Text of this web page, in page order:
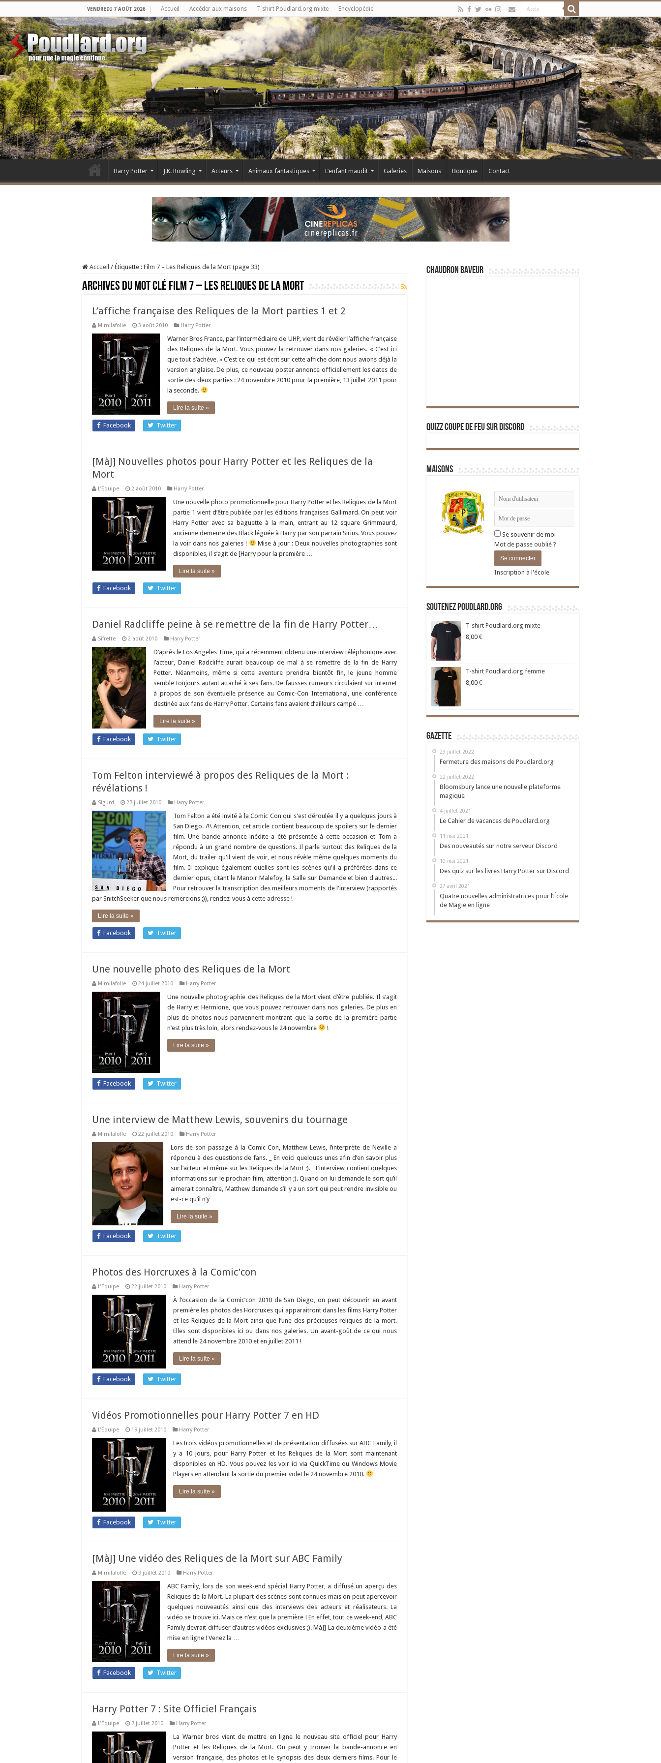
VENDREDI 7 AOÛT 2026 Accueil Accéder aux maisons T-shirt Poudlard.org mixte Encyclopédie
Harry Potter J.K. Rowling Acteurs Animaux fantastiques L’enfant maudit Galeries Maisons Boutique Contact
Accueil / Étiquette : Film 7 – Les Reliques de la Mort (page 33)
Archives du mot clé Film 7 – Les Reliques de la Mort
L’affiche française des Reliques de la Mort parties 1 et 2
Mimilafolle 3 août 2010 Harry Potter
Warner Bros France, par l’intermédiaire de UHP, vient de révéler l’affiche française
des Reliques de la Mort. Vous pouvez la retrouver dans nos galeries. « C’est ici
que tout s’achève. » C’est ce qui est écrit sur cette affiche dont nous avions déjà la
version anglaise. De plus, ce nouveau poster annonce officiellement les dates de
sortie des deux parties : 24 novembre 2010 pour la première, 13 juillet 2011 pour
la seconde.
Lire la suite »
Facebook Twitter
[MàJ] Nouvelles photos pour Harry Potter et les Reliques de la
Mort
L'Équipe 2 août 2010 Harry Potter
Une nouvelle photo promotionnelle pour Harry Potter et les Reliques de la Mort
partie 1 vient d’être publiée par les éditions françaises Gallimard. On peut voir
Harry Potter avec sa baguette à la main, entrant au 12 square Grimmaurd,
ancienne demeure des Black léguée à Harry par son parrain Sirius. Vous pouvez
la voir dans nos galeries !
Mise à jour : Deux nouvelles photographies sont
disponibles, il s’agit de [Harry pour la première …
Lire la suite »
Facebook Twitter
Daniel Radcliffe peine à se remettre de la fin de Harry Potter…
Sifrette 2 août 2010 Harry Potter
D’après le Los Angeles Time, qui a récemment obtenu une interview téléphonique avec
l’acteur, Daniel Radcliffe aurait beaucoup de mal à se remettre de la fin de Harry
Potter. Néanmoins, même si cette aventure prendra bientôt fin, le jeune homme
semble toujours autant attaché à ses fans. De fausses rumeurs circulaient sur internet
à propos de son éventuelle présence au Comic-Con International, une conférence
destinée aux fans de Harry Potter. Certains fans avaient d’ailleurs campé …
Lire la suite »
Facebook Twitter
Tom Felton interviewé à propos des Reliques de la Mort :
révélations !
Sigurd 27 juillet 2010 Harry Potter
Tom Felton a été invité à la Comic Con qui s'est déroulée il y a quelques jours à
San Diego. /!\ Attention, cet article contient beaucoup de spoilers sur le dernier
film. Une bande-annonce inédite a été présentée à cette occasion et Tom a
répondu à un grand nombre de questions. Il parle surtout des Reliques de la
Mort, du trailer qu'il vient de voir, et nous révèle même quelques moments du
film. Il explique également quelles sont les scènes qu'il a préférées dans ce
dernier opus, citant le Manoir Malefoy, la Salle sur Demande et bien d'autres...
Pour retrouver la transcription des meilleurs moments de l'interview (rapportés
par SnitchSeeker que nous remercions ;)), rendez-vous à cette adresse !
Lire la suite »
Facebook Twitter
Une nouvelle photo des Reliques de la Mort
Mimilafolle 24 juillet 2010 Harry Potter
Une nouvelle photographie des Reliques de la Mort vient d’être publiée. Il s’agit
de Harry et Hermione, que vous pouvez retrouver dans nos galeries. De plus en
plus de photos nous parviennent montrant que la sortie de la première partie
n’est plus très loin, alors rendez-vous le 24 novembre
!
Lire la suite »
Facebook Twitter
Une interview de Matthew Lewis, souvenirs du tournage
Mimilafolle 22 juillet 2010 Harry Potter
Lors de son passage à la Comic Con, Matthew Lewis, l’interprète de Neville a
répondu à des questions de fans. _ En voici quelques unes afin d’en savoir plus
sur l’acteur et même sur les Reliques de la Mort ;). _ L’interview contient quelques
informations sur le prochain film, attention ;). Quand on lui demande le sort qu’il
aimerait connaître, Matthew demande s’il y a un sort qui peut rendre invisible ou
est-ce qu’il n’y …
Lire la suite »
Facebook Twitter
Photos des Horcruxes à la Comic’con
L'Équipe 22 juillet 2010 Harry Potter
À l’occasion de la Comic’con 2010 de San Diego, on peut découvrir en avant
première les photos des Horcruxes qui apparaitront dans les films Harry Potter
et les Reliques de la Mort ainsi que l’une des précieuses reliques de la mort.
Elles sont disponibles ici ou dans nos galeries. Un avant-goût de ce qui nous
attend le 24 novembre 2010 et en juillet 2011 !
Lire la suite »
Facebook Twitter
Vidéos Promotionnelles pour Harry Potter 7 en HD
L'Équipe 19 juillet 2010 Harry Potter
Les trois vidéos promotionnelles et de présentation diffusées sur ABC Family, il
y a 10 jours, pour Harry Potter et les Reliques de la Mort sont maintenant
disponibles en HD. Vous pouvez les voir ici via QuickTime ou Windows Movie
Players en attendant la sortie du premier volet le 24 novembre 2010.
Lire la suite »
Facebook Twitter
[MàJ] Une vidéo des Reliques de la Mort sur ABC Family
Mimilafolle 9 juillet 2010 Harry Potter
ABC Family, lors de son week-end spécial Harry Potter, a diffusé un aperçu des
Reliques de la Mort. La plupart des scènes sont connues mais on peut apercevoir
quelques nouveautés ainsi que des interviews des acteurs et réalisateurs. La
vidéo se trouve ici. Mais ce n’est que la première ! En effet, tout ce week-end, ABC
Family devrait diffuser d’autres vidéos exclusives ;). MàJ] La deuxième vidéo a été
mise en ligne ! Venez la …
Lire la suite »
Facebook Twitter
Harry Potter 7 : Site Officiel Français
L'Équipe 7 juillet 2010 Harry Potter
La Warner bros vient de mettre en ligne le nouveau site officiel pour Harry
Potter et les Reliques de la Mort. On peut y trouver la bande-annonce en
version française, des photos et le synopsis des deux derniers films. Pour le
Chaudron Baveur
Quizz Coupe de Feu sur Discord
Maisons
Se souvenir de moi
Mot de passe oublié ?
Inscription à l'école
Soutenez Poudlard.org
T-shirt Poudlard.org mixte
8,00 €
T-shirt Poudlard.org femme
8,00 €
Gazette
29 juillet 2022
Fermeture des maisons de Poudlard.org
22 juillet 2022
Bloomsbury lance une nouvelle plateforme
magique
4 juillet 2021
Le Cahier de vacances de Poudlard.org
11 mai 2021
Des nouveautés sur notre serveur Discord
10 mai 2021
Des quiz sur les livres Harry Potter sur Discord
27 avril 2021
Quatre nouvelles administratrices pour l’École
de Magie en ligne